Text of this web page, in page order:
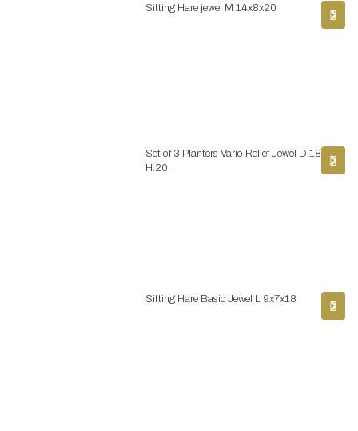
Sitting Hare jewel M 14x8x20
Set of 3 Planters Vario Relief Jewel D.18
H.20
Sitting Hare Basic Jewel L 9x7x18